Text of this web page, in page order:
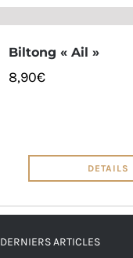
Biltong « Ail »
8,90€
DETAILS
DERNIERS ARTICLES